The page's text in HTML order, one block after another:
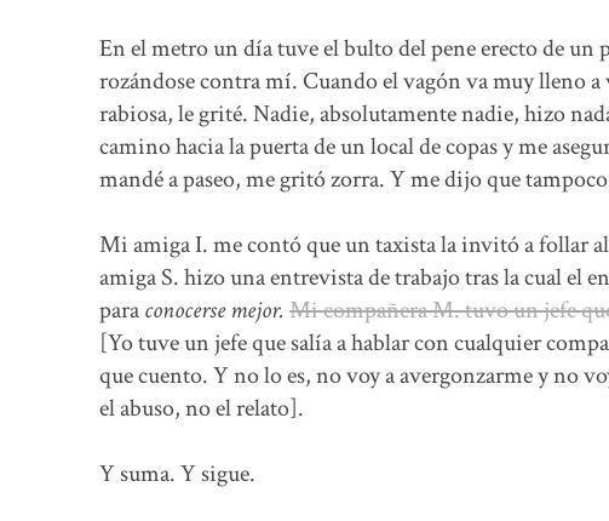
En el metro un día tuve el bulto del pene erecto de un
rozándose contra mí. Cuando el vagón va muy lleno
rabiosa, le grité. Nadie, absolutamente nadie, hizo
camino hacia la puerta de un local de copas y me
mandé a paseo, me gritó zorra. Y me dijo que
Mi amiga I. me contó que un taxista la invitó a follar
amiga S. hizo una entrevista de trabajo tras la cual el
paraconocerse mejor. Mi compañera M. tuvo un jefe
[Yo tuve un jefe que salía a hablar con cualquier
que cuento. Y no lo es, no voy a avergonzarme y no
el abuso, no el relato].
Y suma. Y sigue.